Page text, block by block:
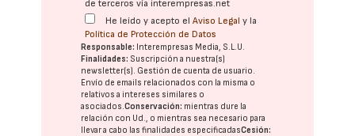
de terceros vía interempresas.net
He leído y acepto elAviso Legal y la
Política de Protección de Datos
Responsable: Interempresas Media, S.L.U.
Finalidades: Suscripción a nuestra(s)
newsletter(s). Gestión de cuenta de usuario.
Envío de emails relacionados con la misma o
relativos a intereses similares o
asociados.Conservación: mientras dure la
relación con Ud., o mientras sea necesario para
llevar a cabo las finalidades especificadasCesión: